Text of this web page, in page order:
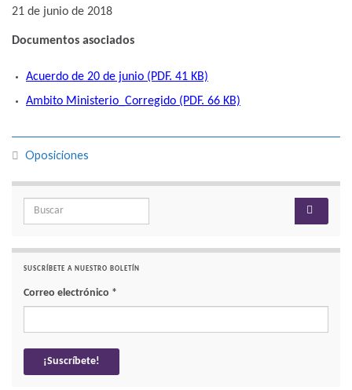
21 de junio de 2018
Documentos asociados
Acuerdo de 20 de junio (PDF. 41 KB)
Ambito Ministerio_Corregido (PDF. 66 KB)
Oposiciones
Search for:
SUSCRÍBETE A NUESTRO BOLETÍN
Correo electrónico *